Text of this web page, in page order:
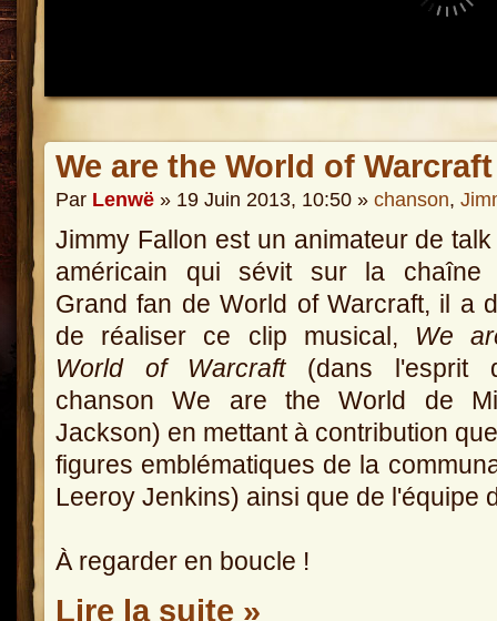
We are the World of Warcraft
Par Lenwë » 19 Juin 2013, 10:50 » chanson,
Jimmy Fallon est un animateur de
américain qui sévit sur la chaîne
Grand fan de World of Warcraft, il a
de réaliser ce clip musical, We
World of Warcraft(dans l'esprit
chanson We are the World de
Jackson) en mettant à contribution
figures emblématiques de la
Leeroy Jenkins) ainsi que de l'équipe
À regarder en boucle !
Lire la suite »